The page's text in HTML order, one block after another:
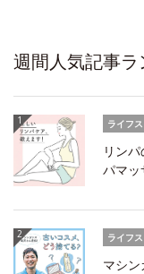
週間人気記事
ライフ
リン
パマッ
ライフ
マシ